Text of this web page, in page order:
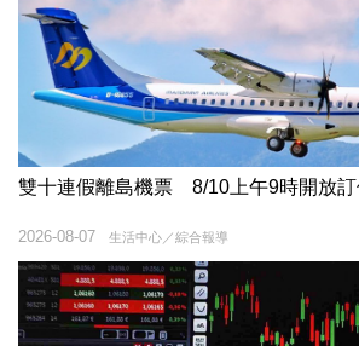
雙十連假離島機票 8/10上午9時開放訂
生活中心／綜合報導
2026-08-07